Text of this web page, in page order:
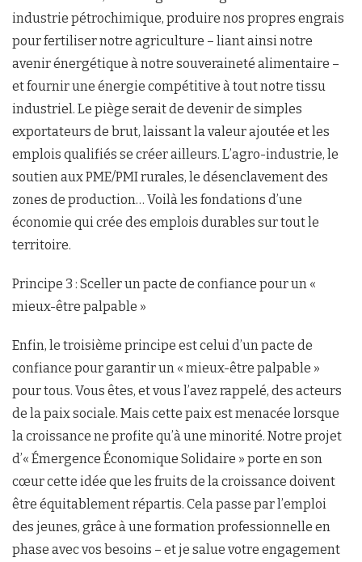
industrie pétrochimique, produire nos propres engrais
pour fertiliser notre agriculture – liant ainsi notre
avenir énergétique à notre souveraineté alimentaire –
et fournir une énergie compétitive à tout notre tissu
industriel. Le piège serait de devenir de simples
exportateurs de brut, laissant la valeur ajoutée et les
emplois qualifiés se créer ailleurs. L’agro-industrie, le
soutien aux PME/PMI rurales, le désenclavement des
zones de production… Voilà les fondations d’une
économie qui crée des emplois durables sur tout le
territoire.
Principe 3 : Sceller un pacte de confiance pour un «
mieux-être palpable »
Enfin, le troisième principe est celui d’un pacte de
confiance pour garantir un « mieux-être palpable »
pour tous. Vous êtes, et vous l’avez rappelé, des acteurs
de la paix sociale. Mais cette paix est menacée lorsque
la croissance ne profite qu’à une minorité. Notre projet
d’« Émergence Économique Solidaire » porte en son
cœur cette idée que les fruits de la croissance doivent
être équitablement répartis. Cela passe par l’emploi
des jeunes, grâce à une formation professionnelle en
phase avec vos besoins – et je salue votre engagement